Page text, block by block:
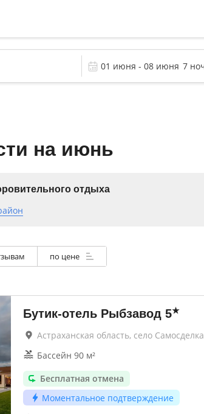
на июнь
отдыха
по цене
Бутик-отель Рыбзавод 5★
Астраханская область, село Самосделка
Бассейн 90 м²
Бесплатная отмена
Моментальное подтверждение